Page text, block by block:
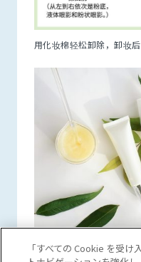
用化妆棉轻松卸除，卸妆后
MIYOSHI OIL & FAT
「すべての Cookie を受